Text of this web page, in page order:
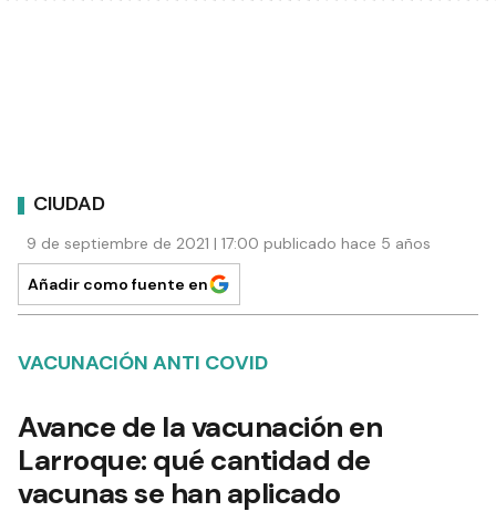
CIUDAD
9 de septiembre de 2021 | 17:00 publicado hace 5 años
Añadir como fuente en
VACUNACIÓN ANTI COVID
Avance de la vacunación en
Larroque: qué cantidad de
vacunas se han aplicado